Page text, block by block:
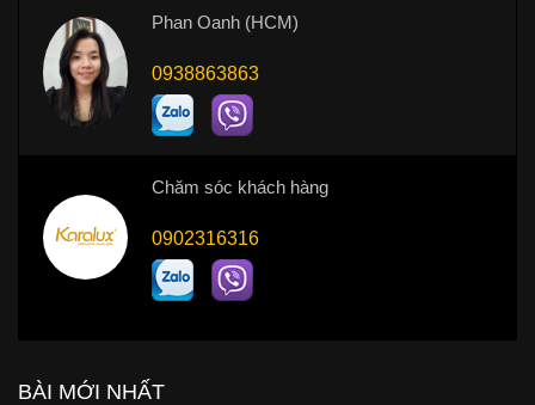
Phan Oanh (HCM)
0938863863
Chăm sóc khách hàng
0902316316
BÀI MỚI NHẤT